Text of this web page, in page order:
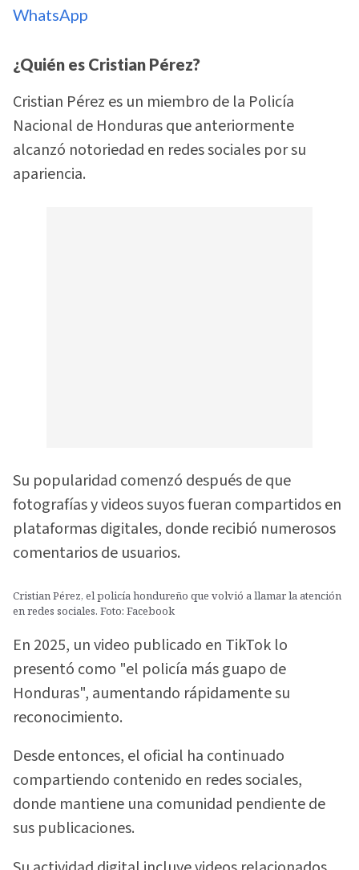
WhatsApp
¿Quién es Cristian Pérez?
Cristian Pérez es un miembro de la Policía
Nacional de Honduras que anteriormente
alcanzó notoriedad en redes sociales por su
apariencia.
Su popularidad comenzó después de que
fotografías y videos suyos fueran compartidos en
plataformas digitales, donde recibió numerosos
comentarios de usuarios.
Cristian Pérez, el policía hondureño que volvió a llamar la atención
en redes sociales. Foto: Facebook
En 2025, un video publicado en TikTok lo
presentó como "el policía más guapo de
Honduras", aumentando rápidamente su
reconocimiento.
Desde entonces, el oficial ha continuado
compartiendo contenido en redes sociales,
donde mantiene una comunidad pendiente de
sus publicaciones.